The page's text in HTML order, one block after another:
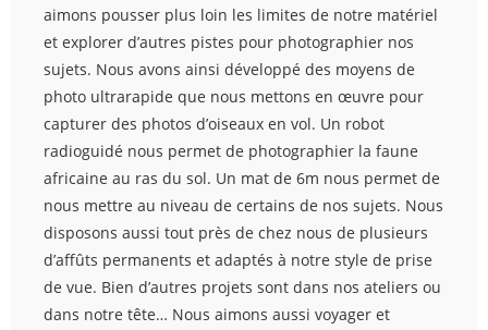
aimons pousser plus loin les limites de notre matériel
et explorer d’autres pistes pour photographier nos
sujets. Nous avons ainsi développé des moyens de
photo ultrarapide que nous mettons en œuvre pour
capturer des photos d’oiseaux en vol. Un robot
radioguidé nous permet de photographier la faune
africaine au ras du sol. Un mat de 6m nous permet de
nous mettre au niveau de certains de nos sujets. Nous
disposons aussi tout près de chez nous de plusieurs
d’affûts permanents et adaptés à notre style de prise
de vue. Bien d’autres projets sont dans nos ateliers ou
dans notre tête… Nous aimons aussi voyager et